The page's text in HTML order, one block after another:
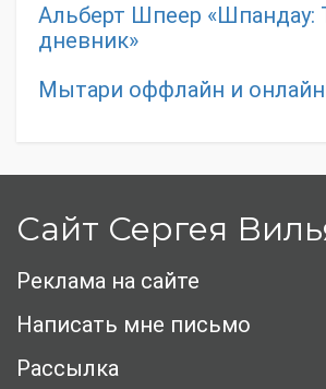
Альберт Шпеер «Шпандау:
дневник»
Мытари оффлайн и онлайн
Сайт Сергея
Реклама на сайте
Написать мне письмо
Рассылка